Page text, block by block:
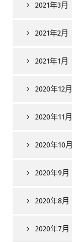
2021年3月
2021年2月
2021年1月
2020年12月
2020年11月
2020年10月
2020年9月
2020年8月
2020年7月